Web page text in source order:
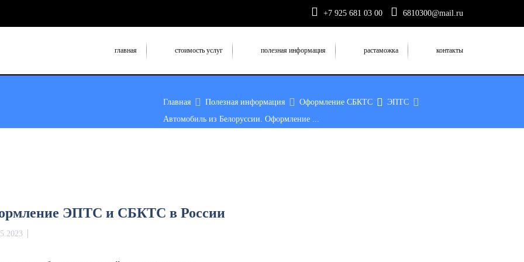
+7 925 681 03 00 6810300@mail.ru
главная стоимость услуг полезная информация растаможка контакты
Главная Полезная информация Оформление СБКТС
ЭПТС
Автомобиль из Белоруссии. Оформление ...
ЭПТС и СБКТС в России